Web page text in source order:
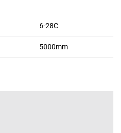
6-28C
5000mm